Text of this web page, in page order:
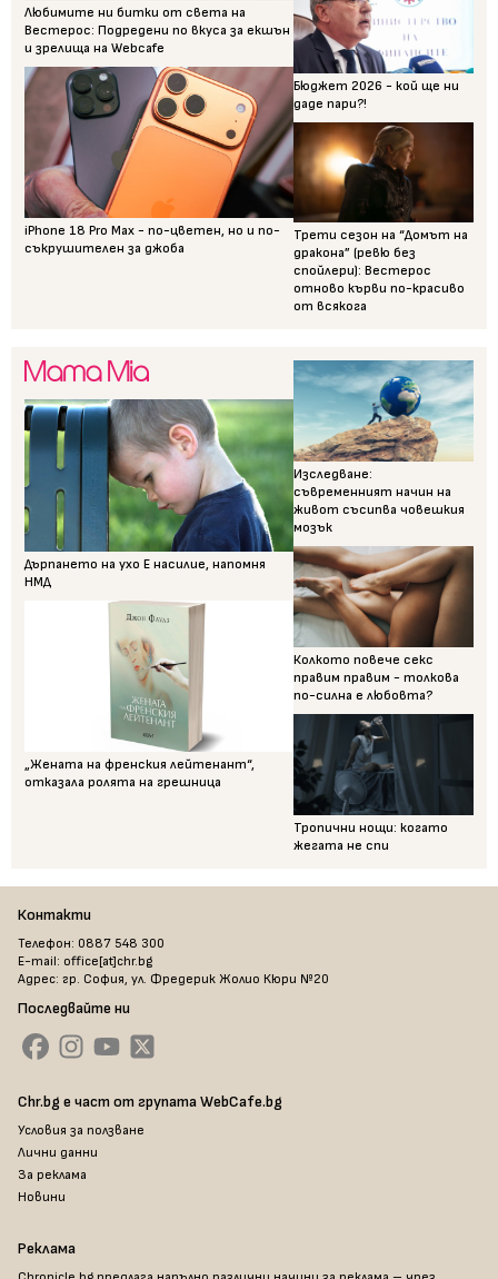
Любимите ни битки от света на
Вестерос: Подредени по вкуса за екшън
и зрелища на Webcafe
iPhone 18 Pro Max - по-цветен, но и по-
съкрушителен за джоба
Бюджет 2026 - кой ще ни
даде пари?!
Трети сезон на “Домът на
дракона” (ревю без
спойлери): Вестерос
отново кърви по-красиво
от всякога
Дърпането на ухо Е насилие, напомня
НМД
„Жената на френския лейтенант“,
отказала ролята на грешница
Изследване:
съвременният начин на
живот съсипва човешкия
мозък
Колкото повече секс
правим правим - толкова
по-силна е любовта?
Тропични нощи: когато
жегата не спи
Контакти
Телефон: 0887 548 300
E-mail: office[at]chr.bg
Адрес: гр. София, ул. Фредерик Жолио Кюри №20
Последвайте ни
Chr.bg е част от групата WebCafe.bg
Условия за ползване
Лични данни
За реклама
Новини
Реклама